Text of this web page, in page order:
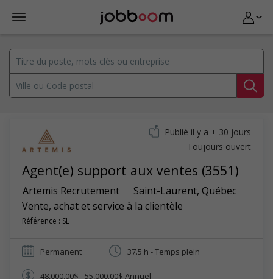
Agent(e) support aux ventes (3551)
Artemis Recrutement Saint-Laurent, Québec
Vente, achat et service à la clientèle
Référence : SL
Publié il y a + 30 jours
Toujours ouvert
Permanent 37.5 h - Temps plein
48,000.00$ - 55,000.00$ Annuel